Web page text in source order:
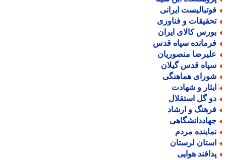
ایرانی
و فناوری
کالای ایران
سپاه قدس
منصوریان
قدس گیلان
هماهنگی
و شهادت
گل استقلال
و ارشاد
مردم
لرستان
هوایی